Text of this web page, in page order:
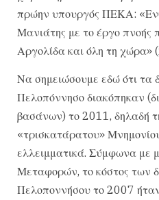
πρώην υπουργός ΠΕΚΑ:
Μανιάτης με το έργο πνοής
Αργολίδα και όλη τη
Να σημειώσουμε εδώ ότι τα
Πελοπόννησο διακόπηκαν
βασάνων) το 2011, δηλαδή
«τρισκατάρατου»
ελλειμματικά. Σύμφωνα με
Μεταφορών, το κόστος των
Πελοποννήσου το 2007